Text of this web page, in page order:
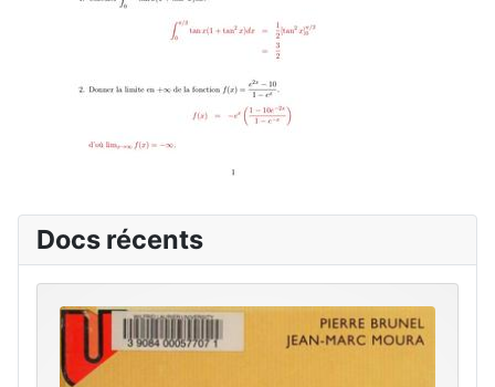
Docs récents